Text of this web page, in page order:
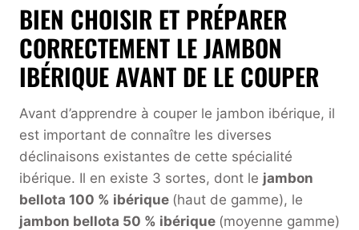
BIEN CHOISIR ET PRÉPARER
CORRECTEMENT LE JAMBON
IBÉRIQUE AVANT DE LE COUPER
Avant d’apprendre à couper le jambon ibérique, il
est important de connaître les diverses
déclinaisons existantes de cette spécialité
ibérique. Il en existe 3 sortes, dont le jambon
bellota 100 % ibérique (haut de gamme), le
jambon bellota 50 % ibérique (moyenne gamme)